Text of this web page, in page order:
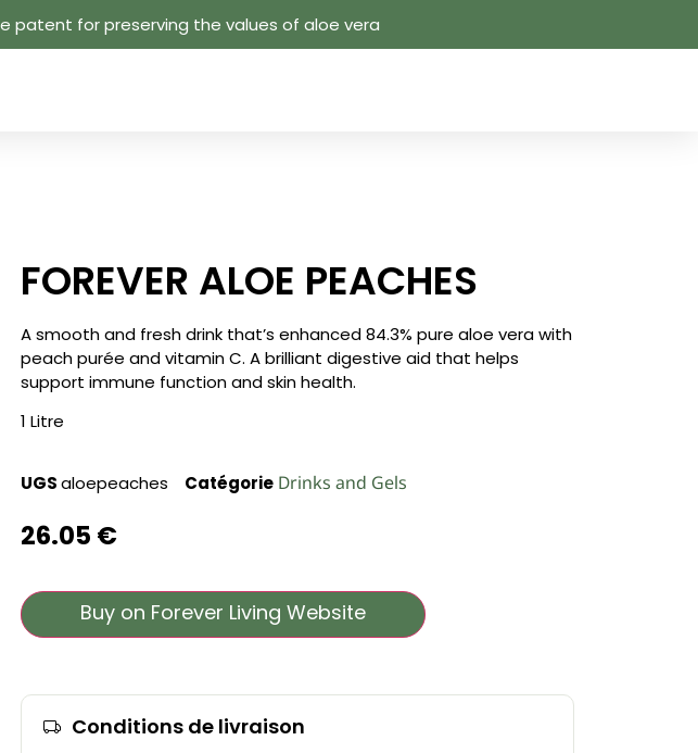
patent for preserving the values ​​of aloe vera
FOREVER ALOE PEACHES
A smooth and fresh drink that’s enhanced 84.3% pure aloe vera with
peach purée and vitamin C. A brilliant digestive aid that helps
support immune function and skin health.
1 Litre
UGSaloepeaches Catégorie Drinks and Gels
26.05 €
Buy on Forever Living Website
Conditions de livraison